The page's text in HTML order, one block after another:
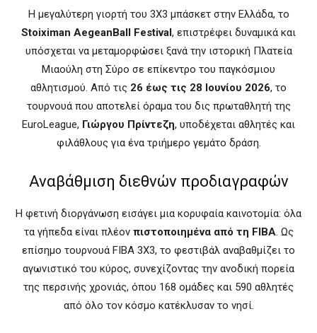
Η μεγαλύτερη γιορτή του 3X3 μπάσκετ στην Ελλάδα, το
Stoiximan AegeanBall Festival, επιστρέφει δυναμικά και
υπόσχεται να μεταμορφώσει ξανά την ιστορική Πλατεία
Μιαούλη στη Σύρο σε επίκεντρο του παγκόσμιου
αθλητισμού. Από τις 26 έως τις 28 Ιουνίου 2026, το
τουρνουά που αποτελεί όραμα του δις πρωταθλητή της
EuroLeague, Γιώργου Πρίντεζη, υποδέχεται αθλητές και
φιλάθλους για ένα τριήμερο γεμάτο δράση.
Αναβάθμιση διεθνών προδιαγραφών
Η φετινή διοργάνωση εισάγει μια κορυφαία καινοτομία: όλα
τα γήπεδα είναι πλέον πιστοποιημένα από τη FIBA. Ως
επίσημο τουρνουά FIBA 3X3, το φεστιβάλ αναβαθμίζει το
αγωνιστικό του κύρος, συνεχίζοντας την ανοδική πορεία
της περσινής χρονιάς, όπου 168 ομάδες και 590 αθλητές
από όλο τον κόσμο κατέκλυσαν το νησί.